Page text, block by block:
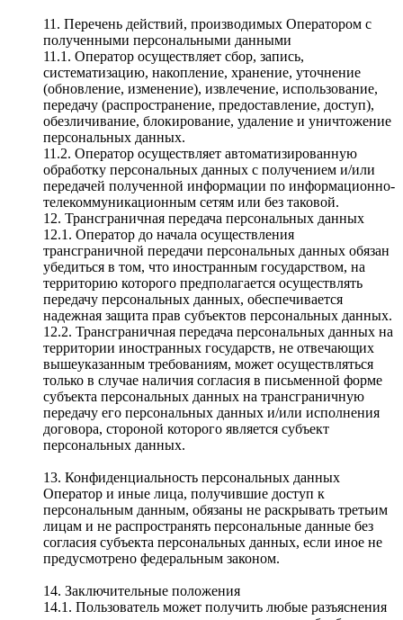
11. Перечень действий, производимых Оператором с
полученными персональными данными
11.1. Оператор осуществляет сбор, запись,
систематизацию, накопление, хранение, уточнение
(обновление, изменение), извлечение, использование,
передачу (распространение, предоставление, доступ),
обезличивание, блокирование, удаление и уничтожение
персональных данных.
11.2. Оператор осуществляет автоматизированную
обработку персональных данных с получением и/или
передачей полученной информации по информационно-
телекоммуникационным сетям или без таковой.
12. Трансграничная передача персональных данных
12.1. Оператор до начала осуществления
трансграничной передачи персональных данных обязан
убедиться в том, что иностранным государством, на
территорию которого предполагается осуществлять
передачу персональных данных, обеспечивается
надежная защита прав субъектов персональных данных.
12.2. Трансграничная передача персональных данных на
территории иностранных государств, не отвечающих
вышеуказанным требованиям, может осуществляться
только в случае наличия согласия в письменной форме
субъекта персональных данных на трансграничную
передачу его персональных данных и/или исполнения
договора, стороной которого является субъект
персональных данных.
13. Конфиденциальность персональных данных
Оператор и иные лица, получившие доступ к
персональным данным, обязаны не раскрывать третьим
лицам и не распространять персональные данные без
согласия субъекта персональных данных, если иное не
предусмотрено федеральным законом.
14. Заключительные положения
14.1. Пользователь может получить любые разъяснения